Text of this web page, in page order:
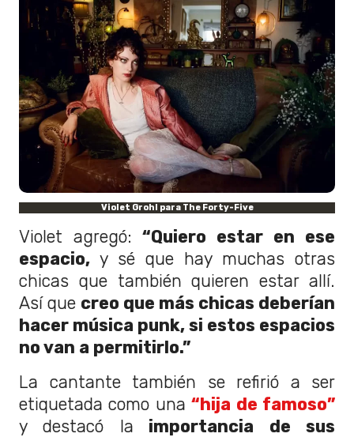
Violet Grohl para The Forty-Five
Violet agregó: “Quiero estar en ese
espacio, y sé que hay muchas otras
chicas que también quieren estar allí.
Así que creo que más chicas deberían
hacer música punk, si estos espacios
no van a permitirlo.”
La cantante también se refirió a ser
etiquetada como una“hija de famoso”
y destacó la importancia de sus